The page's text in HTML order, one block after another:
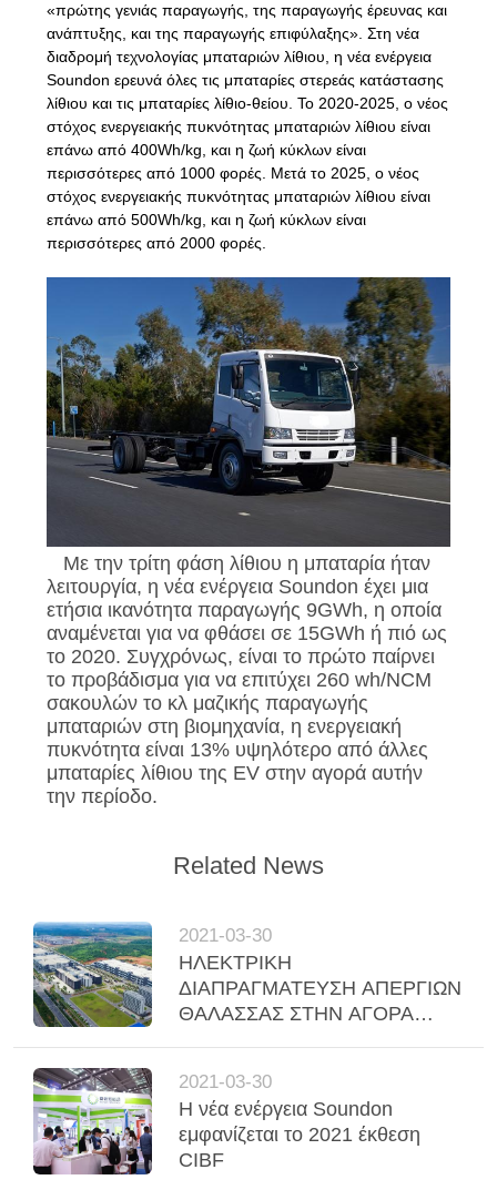
«πρώτης γενιάς παραγωγής, της παραγωγής έρευνας και
ανάπτυξης, και της παραγωγής επιφύλαξης». Στη νέα
διαδρομή τεχνολογίας μπαταριών λίθιου, η νέα ενέργεια
Soundon ερευνά όλες τις μπαταρίες στερεάς κατάστασης
λίθιου και τις μπαταρίες λίθιο-θείου. Το 2020-2025, ο νέος
στόχος ενεργειακής πυκνότητας μπαταριών λίθιου είναι
επάνω από 400Wh/kg, και η ζωή κύκλων είναι
περισσότερες από 1000 φορές. Μετά το 2025, ο νέος
στόχος ενεργειακής πυκνότητας μπαταριών λίθιου είναι
επάνω από 500Wh/kg, και η ζωή κύκλων είναι
περισσότερες από 2000 φορές.
Με την τρίτη φάση λίθιου η μπαταρία ήταν
λειτουργία, η νέα ενέργεια Soundon έχει μια
ετήσια ικανότητα παραγωγής 9GWh, η οποία
αναμένεται για να φθάσει σε 15GWh ή πιό ως
το 2020. Συγχρόνως, είναι το πρώτο παίρνει
το προβάδισμα για να επιτύχει 260 wh/NCM
σακουλών το κλ μαζικής παραγωγής
μπαταριών στη βιομηχανία, η ενεργειακή
πυκνότητα είναι 13% υψηλότερο από άλλες
μπαταρίες λίθιου της EV στην αγορά αυτήν
την περίοδο.
Related News
2021-03-30
ΗΛΕΚΤΡΙΚΗ
ΔΙΑΠΡΑΓΜΑΤΕΥΣΗ ΑΠΕΡΓΙΩΝ
ΘΑΛΑΣΣΑΣ ΣΤΗΝ ΑΓΟΡΑ
ΟΧΗΜΑΤΩΝ ΑΠΟ ΤΗ ΝΈΑ CO.
ΕΝΕΡΓΕΙΑΚΉΣ
ΤΕΧΝΟΛΟΓΊΑΣ SOUNDON.
2021-03-30
Η νέα ενέργεια Soundon
εμφανίζεται το 2021 έκθεση
CIBF